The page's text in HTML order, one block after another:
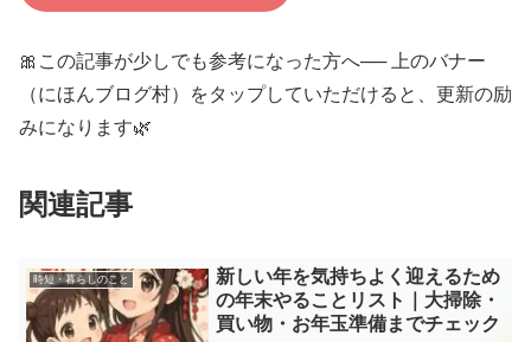
🎀この記事が少しでも参考になった方へ── 上のバナー
（にほんブログ村）をタップしていただけると、更新の励
みになります🌿
関連記事
時短・暮らしのこと
新しい年を気持ちよく迎えるため
の年末やることリスト｜大掃除・
買い物・お年玉準備までチェック